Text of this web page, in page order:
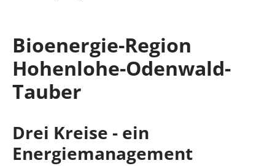
Bioenergie-Region
Hohenlohe-Odenwald-
Tauber
Drei Kreise - ein
Energiemanagement